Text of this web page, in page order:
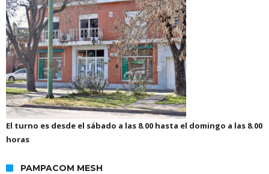
El turno es desde el sábado a las 8.00 hasta el domingo a las 8.00
horas
PAMPACOM MESH